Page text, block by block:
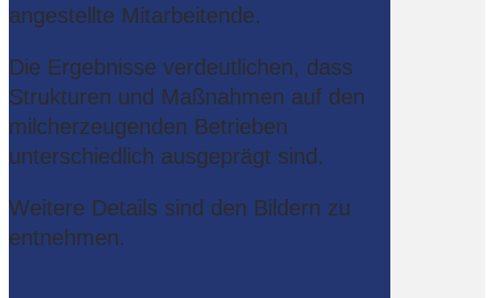
angestellte Mitarbeitende.
Die Ergebnisse verdeutlichen, dass
Strukturen und Maßnahmen auf den
milcherzeugenden Betrieben
unterschiedlich ausgeprägt sind.
Weitere Details sind den Bildern zu
entnehmen.